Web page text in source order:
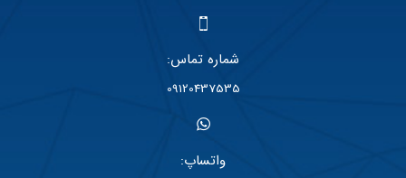
شماره تماس:
09120437535
واتساپ: